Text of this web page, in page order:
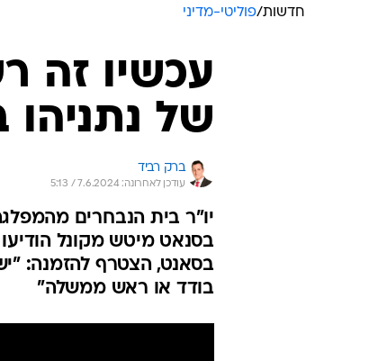
חדשות/פוליטי-מדיני
עכשיו זה
של נתניהו
ברק רביד
עודכן לאחרונה: 7.6.2024 / 5:13
יו"ר בית הנבחרים
בסנאט מיטש מקונל
בסאנט, הצטרף להזמנה:
בודד או ראש ממשלה"